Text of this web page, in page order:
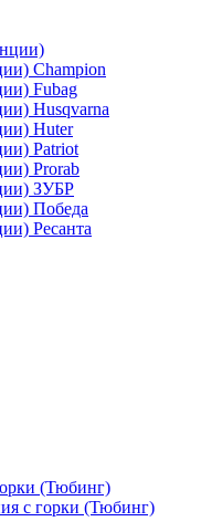
Champion
Fubag
Husqvarna
Huter
Patriot
Prorab
ЗУБР
Победа
Ресанта
(Тюбинг)
с горки (Тюбинг)